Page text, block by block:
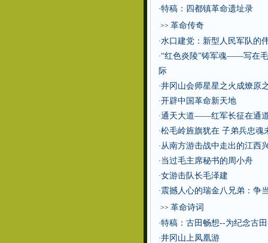
·特稿：四都镇革命遗址录
>> 革命传奇
·水口建党：新型人民军队的
·“红色炎陵”铸军魂——写在毛
际
·井冈山会师星星之火成燎原
·开辟中国革命新天地
·通天大道——红军长征在通
·松毛岭旌旗犹在 子弟兵忠魂
·从南方游击战中走出的江西
·当过毛主席秘书的周小舟
·女游击队长毛泽建
·震撼人心的瑞金八兄弟：争
>> 革命诗词
·特稿：古田畅想--为纪念古
·井冈山上凤凰游